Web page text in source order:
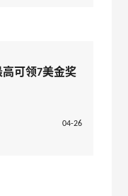
高可领7美金奖
04-26